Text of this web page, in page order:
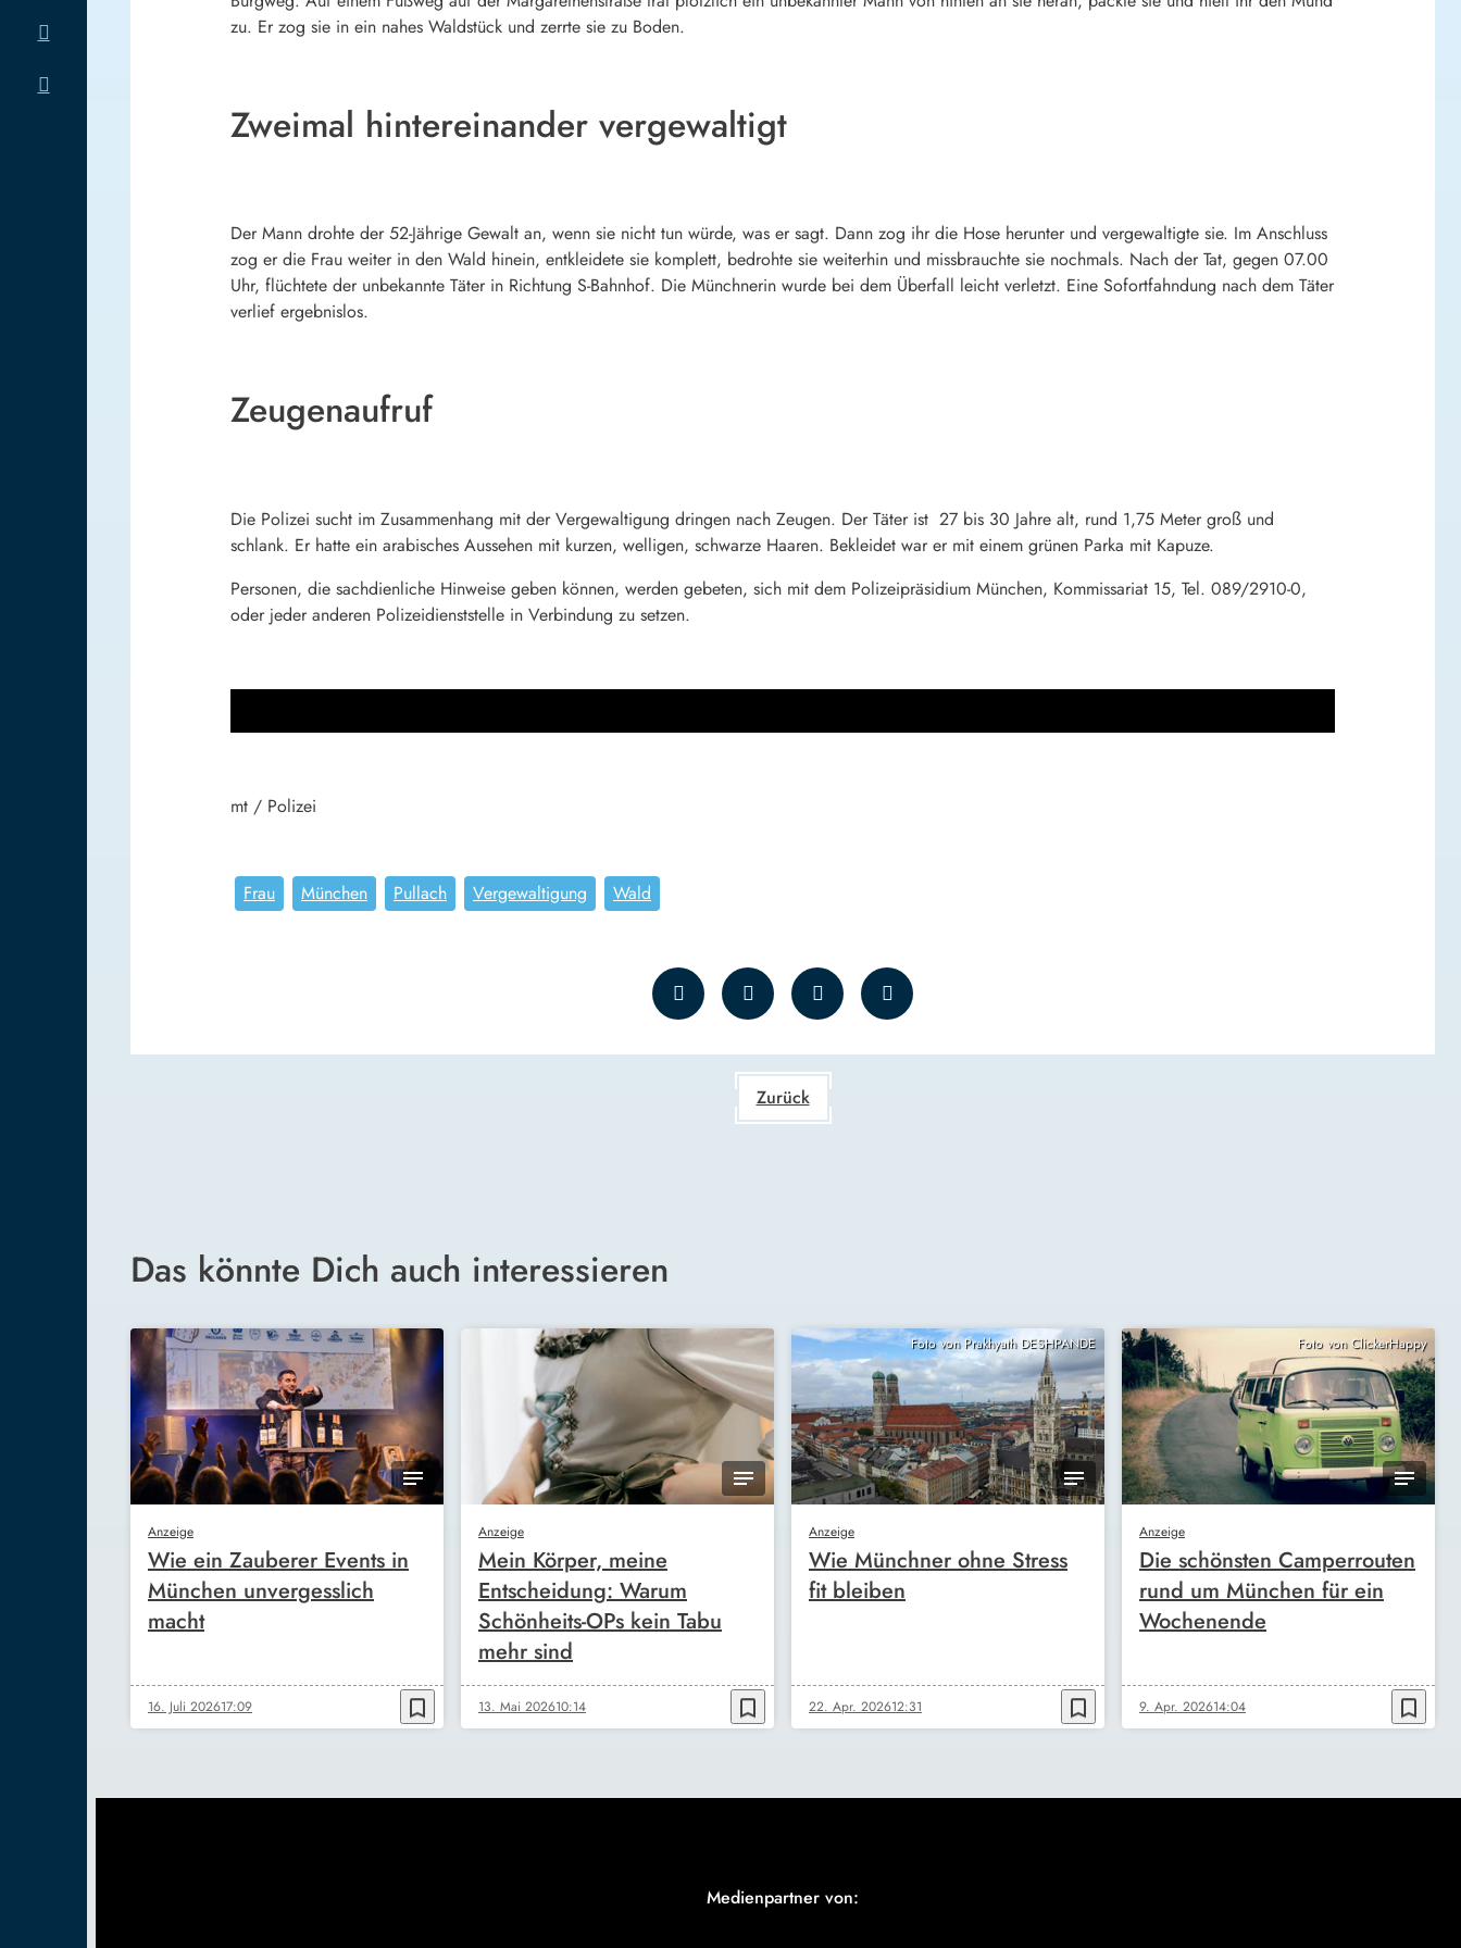
zu. Er zog sie in ein nahes Waldstück und zerrte sie zu Boden.
Zweimal hintereinander vergewaltigt
Der Mann drohte der 52-Jährige Gewalt an, wenn sie nicht tun würde, was er sagt. Dann zog ihr die Hose herunter und vergewaltigte sie. Im Anschluss
zog er die Frau weiter in den Wald hinein, entkleidete sie komplett, bedrohte sie weiterhin und missbrauchte sie nochmals. Nach der Tat, gegen 07.00
Uhr, flüchtete der unbekannte Täter in Richtung S-Bahnhof. Die Münchnerin wurde bei dem Überfall leicht verletzt. Eine Sofortfahndung nach dem Täter
verlief ergebnislos.
Zeugenaufruf
Die Polizei sucht im Zusammenhang mit der Vergewaltigung dringen nach Zeugen. Der Täter ist 27 bis 30 Jahre alt, rund 1,75 Meter groß und
schlank. Er hatte ein arabisches Aussehen mit kurzen, welligen, schwarze Haaren. Bekleidet war er mit einem grünen Parka mit Kapuze.
Personen, die sachdienliche Hinweise geben können, werden gebeten, sich mit dem Polizeipräsidium München, Kommissariat 15, Tel. 089/2910-0,
oder jeder anderen Polizeidienststelle in Verbindung zu setzen.
mt / Polizei
Frau München Pullach Vergewaltigung Wald
Zurück
Das könnte Dich auch interessieren
Anzeige
Wie ein Zauberer Events in
München unvergesslich
macht
16. Juli 202617:09 bookmark_border
Anzeige
Mein Körper, meine
Entscheidung: Warum
Schönheits-OPs kein Tabu
mehr sind
13. Mai 202610:14 bookmark_border
Foto von Prakhyath DESHPANDE
Anzeige
Wie Münchner ohne Stress
fit bleiben
22. Apr. 202612:31 bookmark_border
Foto von ClickerHappy
Anzeige
Die schönsten Camperrouten
rund um München für ein
Wochenende
9. Apr. 202614:04 bookmark_border
Medienpartner von: